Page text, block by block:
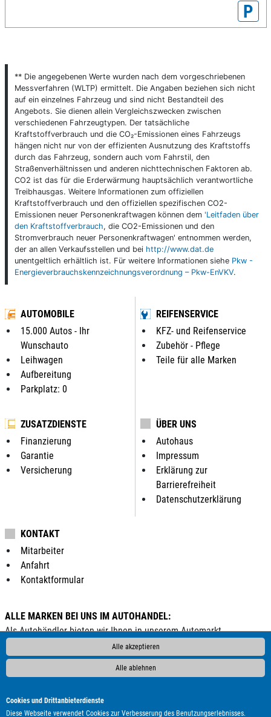
Alle akzeptieren
Alle ablehnen
Cookies und Drittanbieterdienste
Diese Webseite verwendet Cookies zur Verbesserung des Benutzungserlebnisses.
P
** Die angegebenen Werte wurden nach dem vorgeschriebenen
Messverfahren (WLTP) ermittelt. Die Angaben beziehen sich nicht
auf ein einzelnes Fahrzeug und sind nicht Bestandteil des
Angebots. Sie dienen allein Vergleichszwecken zwischen
verschiedenen Fahrzeugtypen. Der tatsächliche
Kraftstoffverbrauch und die CO₂-Emissionen eines Fahrzeugs
hängen nicht nur von der effizienten Ausnutzung des Kraftstoffs
durch das Fahrzeug, sondern auch vom Fahrstil, den
Straßenverhältnissen und anderen nichttechnischen Faktoren ab.
CO2 ist das für die Erderwärmung hauptsächlich verantwortliche
Treibhausgas. Weitere Informationen zum offiziellen
Kraftstoffverbrauch und den offiziellen spezifischen CO2-
Emissionen neuer Personenkraftwagen können dem 'Leitfaden über
den Kraftstoffverbrauch, die CO2-Emissionen und den
Stromverbrauch neuer Personenkraftwagen' entnommen werden,
der an allen Verkaufsstellen und bei http://www.dat.de
unentgeltlich erhältlich ist. Für weitere Informationen siehe Pkw -
Energieverbrauchskennzeichnungsverordnung – Pkw-EnVKV.
AUTOMOBILE
15.000 Autos - Ihr
Wunschauto
Leihwagen
Aufbereitung
Parkplatz: 0
REIFENSERVICE
KFZ- und Reifenservice
Zubehör - Pflege
Teile für alle Marken
ZUSATZDIENSTE
Finanzierung
Garantie
Versicherung
ÜBER UNS
Autohaus
Impressum
Erklärung zur
Barrierefreiheit
Datenschutzerklärung
KONTAKT
Mitarbeiter
Anfahrt
Kontaktformular
ALLE MARKEN BEI UNS IM AUTOHANDEL:
Als Autohändler bieten wir Ihnen in unserem Automarkt
Gebrauchtwagen, Jahreswagen und Neuwagen folgender
Automarken an:
Bentley
Borgward Bürstner
Chausson
Chevrolet Citroën Corvette Cupra DAF